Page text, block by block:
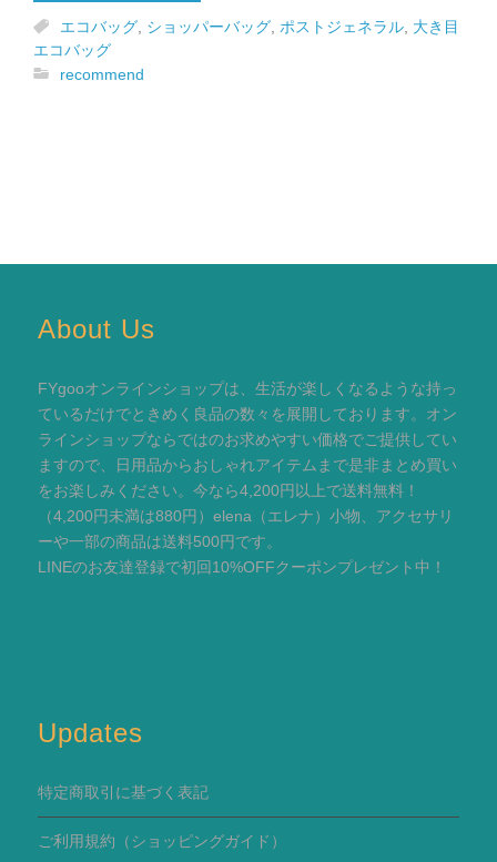
エコバッグ, ショッパーバッグ, ポストジェネラル, 大き目
エコバッグ
recommend
About Us
FYgooオンラインショップは、生活が楽しくなるような持っ
ているだけでときめく良品の数々を展開しております。オン
ラインショップならではのお求めやすい価格でご提供してい
ますので、日用品からおしゃれアイテムまで是非まとめ買い
をお楽しみください。今なら4,200円以上で送料無料！
（4,200円未満は880円）elena（エレナ）小物、アクセサリ
ーや一部の商品は送料500円です。
LINEのお友達登録で初回10%OFFクーポンプレゼント中！
Updates
特定商取引に基づく表記
ご利用規約 （ショッピングガイド）